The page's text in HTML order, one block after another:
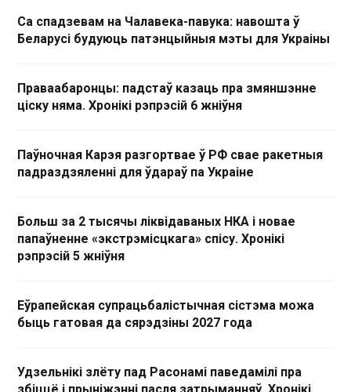
Са спадзевам на Чалавека-павука: навошта ў
Беларусі будуюць патэнцыйныя мэты для Украіны
Праваабаронцы: падстаў казаць пра змяншэнне
ціску няма. Хронікі рэпрэсій 6 жніўня
Паўночная Карэя разгортвае ў РФ свае ракетныя
падраздзяленні для ўдараў па Украіне
Больш за 2 тысячы ліквідаваных НКА і новае
папаўненне «экстрэмісцкага» спісу. Хронікі
рэпрэсій 5 жніўня
Еўрапейская супрацьбалістычная сістэма можа
быць гатовая да сярэдзіны 2027 года
Удзельнікі злёту пад Расонамі паведамілі пра